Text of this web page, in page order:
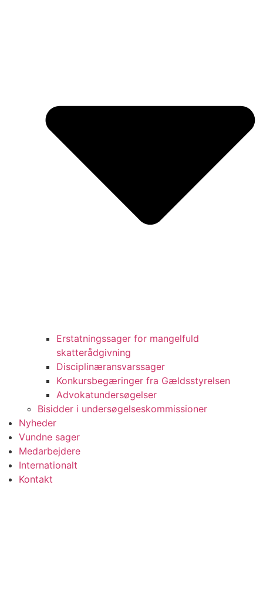
Erstatningssager for mangelfuld
skatterådgivning
Disciplinæransvarssager
Konkursbegæringer fra Gældsstyrelsen
Advokatundersøgelser
Bisidder i undersøgelseskommissioner
Nyheder
Vundne sager
Medarbejdere
Internationalt
Kontakt